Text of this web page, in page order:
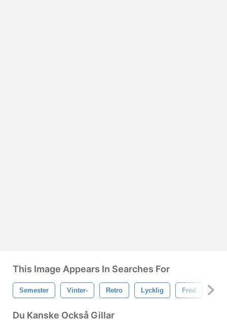
This Image Appears In Searches For
Semester Vinter- Retro Lycklig Fred
Du Kanske Också Gillar